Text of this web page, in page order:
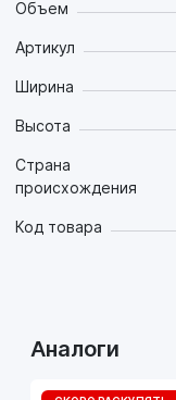
Объем
Артикул
Ширина
Высота
Страна
происхождения
Код товара
Аналоги